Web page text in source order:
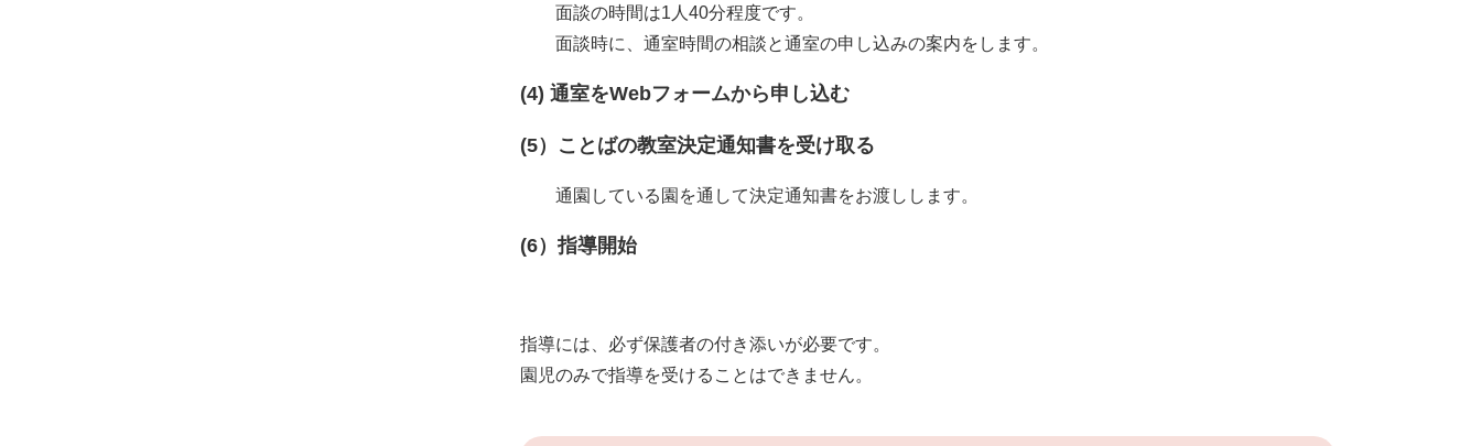
面談の時間は1人40分程度です。
​面談時に、通室時間の相談と通室の申し込みの案内をします。
(4) 通室をWebフォームから申し込む
(5）ことばの教室決定通知書を受け取る
通園している園を通して決定通知書をお渡しします。
(6）指導開始
指導には、必ず保護者の付き添いが必要です。
園児のみで指導を受けることはできません。